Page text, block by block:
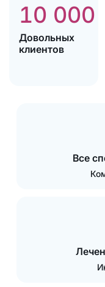
10 000
Довольных
клиентов
Все